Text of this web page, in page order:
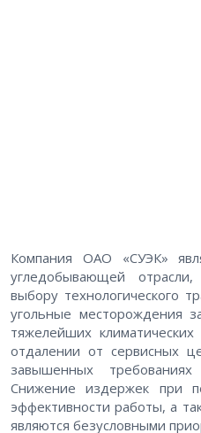
Компания ОАО «СУЭК»
угледобывающей
выбору технологического
угольные месторождения
тяжелейших
отдалении от сервисных
завышенных
Снижение издержек при
эффективности работы, а
являются безусловными